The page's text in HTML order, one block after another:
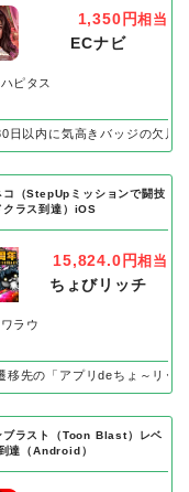
1,350円相当
ECナビ
ハピタス
日以内に気高きバッジの欠片
コ（StepUpミッションで闘技
クラス到達）iOS
15,824.0円相当
ちょびリッチ
ワラウ
移先の「アプリdeちょ～リッ
ブラスト（Toon Blast）レベ
達（Android）